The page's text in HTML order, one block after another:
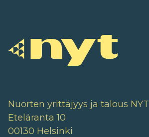
Nuorten yrittäjyys ja talous NYT
Eteläranta 10
00130 Helsinki